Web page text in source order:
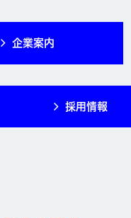
企業案内
採用情報